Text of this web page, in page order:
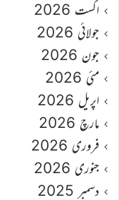
اگست 2026
جولائی 2026
جون 2026
مئی 2026
اپریل 2026
مارچ 2026
فروری 2026
جنوری 2026
دسمبر 2025